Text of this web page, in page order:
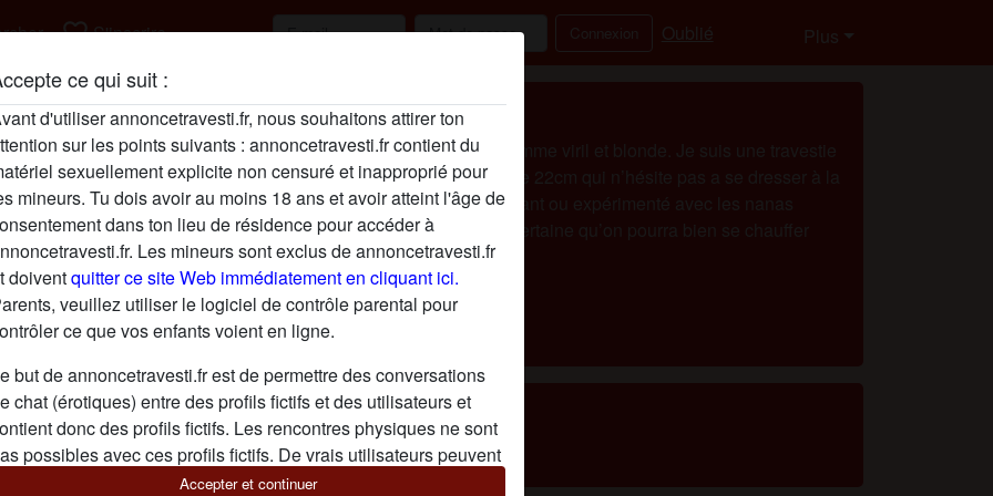
ce qui suit :
d'utiliser annoncetravesti.fr, nous souhaitons attirer ton
sur les points suivants : annoncetravesti.fr contient du
sexuellement explicite non censuré et inapproprié pour
mineurs. Tu dois avoir au moins 18 ans et avoir atteint l'âge de
dans ton lieu de résidence pour accéder à
Les mineurs sont exclus de annoncetravesti.fr
doiventquitter ce site Web immédiatement en cliquant ici.
veuillez utiliser le logiciel de contrôle parental pour
ce que vos enfants voient en ligne.
but de annoncetravesti.fr est de permettre des conversations
chat (érotiques) entre des profils fictifs et des utilisateurs et
donc des profils fictifs. Les rencontres physiques ne sont
possibles avec ces profils fictifs. De vrais utilisateurs peuvent
également être trouvés sur le site Web. Afin de différencier ces
Accepter et continuer
favorite_borderS'inscrire Oublié Plus
person_pinDescription
Je veux un gros plan cul bien hot avec un homme viril et blonde. Je suis une travestie
blonde bien bandante avec une bonne bite de 22cm qui n’hésite pas a se dresser à la
première caresse coquine. Que tu sois débutant ou expérimenté avec les nanas
comme moi, n’hésite pas à m’écrire, je suis certaine qu’on pourra bien se chauffer
entre nous.
Cherche
N'a spécifié aucune préférence
Tags
Oral Lingerie Cuir